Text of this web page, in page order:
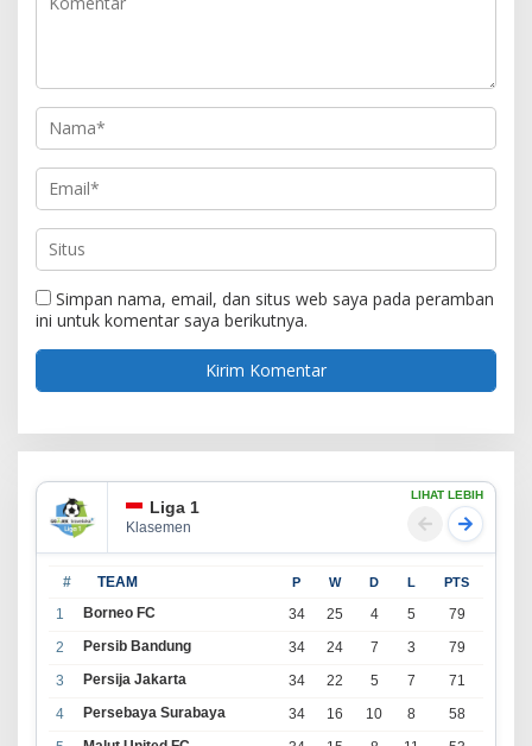
Simpan nama, email, dan situs web saya pada peramban
ini untuk komentar saya berikutnya.
Liga 1
Klasemen
LIHAT LEBIH
# TEAM P W D L PTS
1 Borneo FC 34 25 4 5
79
2
Persib Bandung 34 24 7 3
79
3
Persija Jakarta 34 22 5 7
71
4
Persebaya Surabaya 34 16 10 8
58